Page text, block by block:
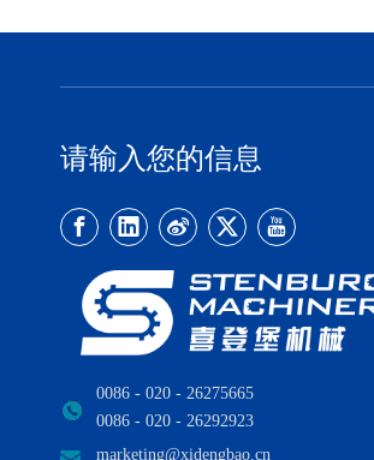
请输入您的信息
0086 - 020 - 26275665
0086 - 020 - 26292923
marketing@xidengbao.cn